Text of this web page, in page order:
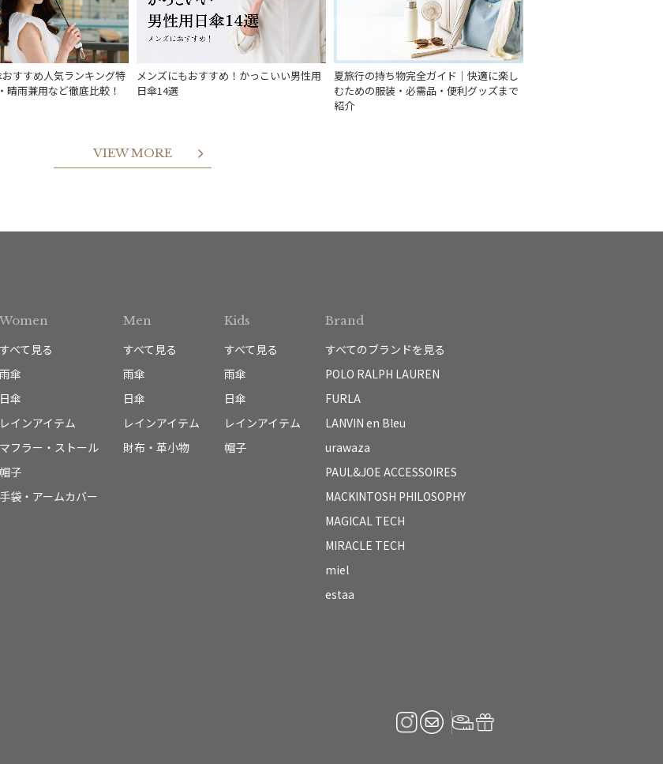
おすすめ人気ランキング特
晴雨兼用など徹底比較！
メンズにもおすすめ！かっこいい男性用
日傘14選
夏旅行の持ち物完全ガイド｜快適に楽し
むための服装・必需品・便利グッズまで
紹介
VIEW MORE
Women
すべて見る
雨傘
日傘
レインアイテム
マフラー・ストール
帽子
手袋・アームカバー
Men
すべて見る
雨傘
日傘
レインアイテム
財布・革小物
Kids
すべて見る
雨傘
日傘
レインアイテム
帽子
Brand
すべてのブランドを見る
POLO RALPH LAUREN
FURLA
LANVIN en Bleu
urawaza
PAUL&JOE ACCESSOIRES
MACKINTOSH PHILOSOPHY
MAGICAL TECH
MIRACLE TECH
miel
estaa